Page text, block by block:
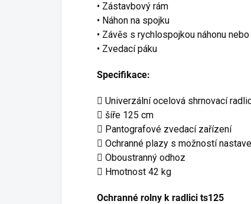
• Zástavbový rám
• Náhon na spojku
• Závěs s rychlospojkou náhonu
• Zvedací páku
Specifikace:
 Univerzální ocelová shrnovací
 šíře 125 cm
 Pantografové zvedací zařízení
 Ochranné plazy s možností
 Oboustranný odhoz
 Hmotnost 42 kg
Ochranné rolny k radlici ts125